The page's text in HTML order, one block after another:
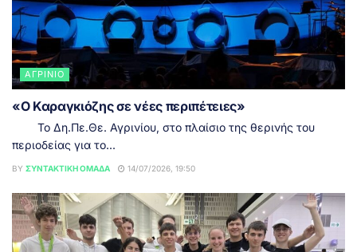
ΑΓΡΊΝΙΟ
«Ο Καραγκιόζης σε νέες περιπέτειες»
Το Δη.Πε.Θε. Αγρινίου, στο πλαίσιο της θερινής του
περιοδείας για το...
BY ΣΥΝΤΑΚΤΙΚΉ ΟΜΆΔΑ 14/07/2026, 19:50